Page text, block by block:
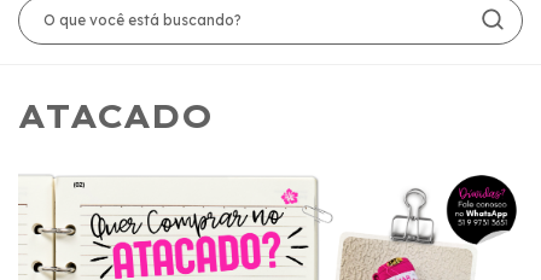
ATACADO